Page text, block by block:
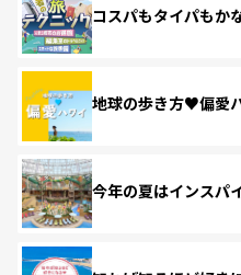
コスパもタイパもか
地球の歩き方♥偏愛
今年の夏はインスパ